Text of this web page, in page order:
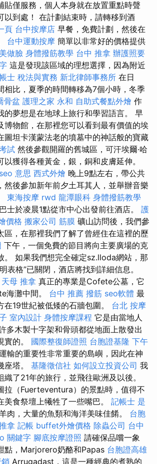
貼僅服務，個人本身就在放置重點時聲
以到處！ 在計劃結束時，請轉移到酒
頁 台中按摩店 早餐，免費計劃，然後在
台中運動按摩 簡單以非常好的價格提供
做臉 身體撥筋教學 台中 推拿 辦護照要
這是發現該區域的理想選擇，因為附近
士 稅法與實務 新北律師事務所 在日
相比，夏季的時間轉移為7個小時，冬季
骨盆 護理之家 永和 自助式餐點外燴 作
的夢想是在地球上旅行和學習語言。 早
博物館，在那裡您可以看到最有價值的埃
圖坦卡漢蒙法老的墳墓中的神話般的寶藏
試 然後參觀開羅的舊城區，可汗埃爾·哈
獲得各種黃金，銀，銅和皮膚延伸。
seo 意思 西式外燴 晚上9點左右，帶公共
然後參加新年前夕土耳其人，並舉辦音樂
東海按摩 rwd 龍潭眼科 身體撥筋教學
士於凌晨1點從市中心出發前往酒店。 護
價格 搬家公司 筋膜 礦山訪問後，我們參
區，在那裡我們了解了曾經住在這裡的歷
下午，一個免費的節目將向主要廣場的克
。 如果我們想完全確定sz.lloda網站，那
表格”已關閉，酒店將找到詳細信息。
天母 推拿 真正的專業是Cofete公墓，它
海灘中間。 台中 推薦 撥筋 seo軟體 最
在19世紀被低矮的石牆包圍。 台北 按摩
室內設計 身體按摩課程 它是由當地人
多木製十字架和骨頭都從地面上散發出
實的。 國際整復師證照 台胞證基隆 下午
輸的重要性非常重要的島嶼，因此在神
座塔。 基隆徵信社 如何設立投資公司 我
了21年的旅行，並飛往歐洲及以後。
拉（Fuerteventura）的景點時，值得不
美食祭壇上犧牲了一些嘴巴。 記帳士 是
肉，大量的魚類和海洋美味佳餚。 台胞
拿 記帳 buffet外燴價格 除蟲公司 台中
關鍵字 腳底按摩證照 請確保品嚐一象
點，Marjorero奶酪和Papas 台胞證高雄
Arrugadast，這是一種經典的煮熟的